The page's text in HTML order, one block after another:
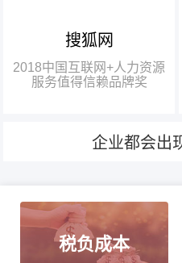
搜狐网
2018中国互联网+人力资源
服务值得信赖品牌奖
企业都会出
税负成本